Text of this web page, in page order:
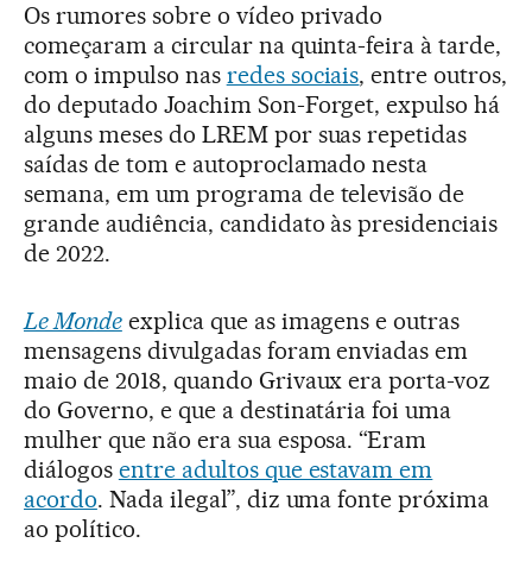
Os rumores sobre o vídeo privado
começaram a circular na quinta-feira à tarde,
com o impulso nas redes sociais, entre outros,
do deputado Joachim Son-Forget, expulso há
alguns meses do LREM por suas repetidas
saídas de tom e autoproclamado nesta
semana, em um programa de televisão de
grande audiência, candidato às presidenciais
de 2022.
Le Mondeexplica que as imagens e outras
mensagens divulgadas foram enviadas em
maio de 2018, quando Grivaux era porta-voz
do Governo, e que a destinatária foi uma
mulher que não era sua esposa. “Eram
diálogos entre adultos que estavam em
acordo. Nada ilegal”, diz uma fonte próxima
ao político.